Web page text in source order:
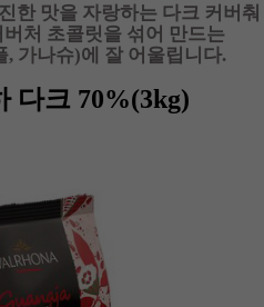
한 맛을 자랑하는 다크 커버춰
처 초콜릿을 섞어 만드는
가나슈)에 잘 어울립니다.
다크 70%(3kg)